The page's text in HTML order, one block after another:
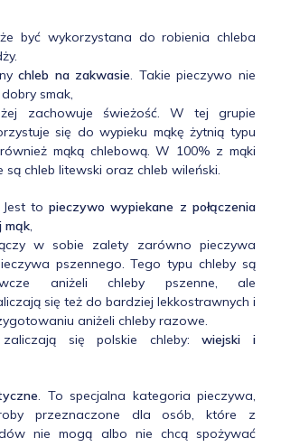
być wykorzystana do robienia chleba
chleb na zakwasie. Takie pieczywo nie
smak,
zachowuje świeżość. W tej grupie
się do wypieku mąkę żytnią typu
mąką chlebową. W 100% z mąki
są chleb litewski oraz chleb wileński.
Jest topieczywo wypiekane z połączenia
mąk,
w sobie zalety zarówno pieczywa
pszennego. Tego typu chleby są
aniżeli chleby pszenne, ale
się też do bardziej lekkostrawnych i
aniżeli chleby razowe.
się polskie chleby:wiejski i
. To specjalna kategoria pieczywa,
przeznaczone dla osób, które z
nie mogą albo nie chcą spożywać